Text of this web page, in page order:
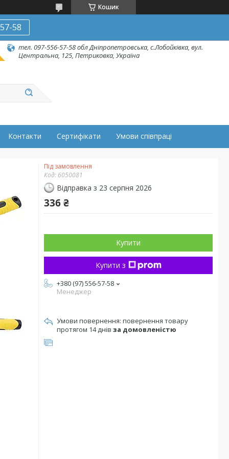
Кошик
58
тел. 097-556-57-58 обл Дніпропетровська, с.Лобойківка, вул.
Центральна, 125, Петриковка, Україна
Контакти Сертифікати Умови співпраці
Під замовлення
Код: 6050081
Відправка з 23 серпня 2026
336 ₴
Купити
Купити з
+380 (97) 556-57-58
Менеджер
повернення товару
протягом 14 днів за домовленістю